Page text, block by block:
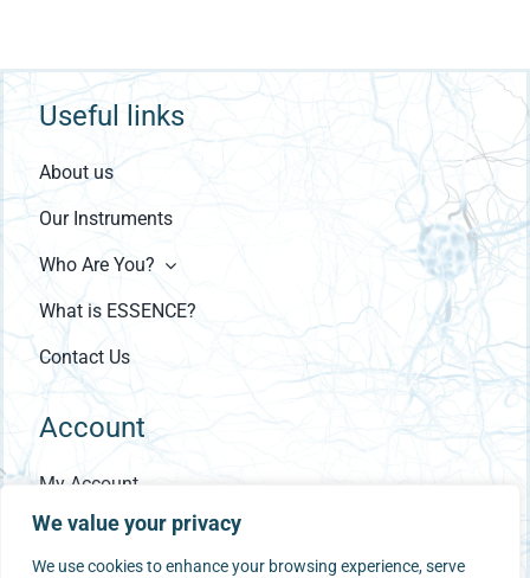
We value your privacy
We use cookies to enhance your browsing experience, serve
Useful links
About us
Our Instruments
Who Are You?
What is ESSENCE?
Contact Us
Account
My Account
Checkout
Cart